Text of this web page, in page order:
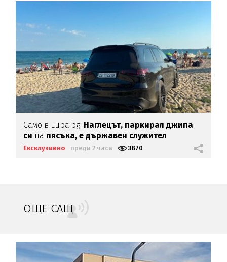
Само в Lupa.bg: Наглецът, паркирал джипа
си на пясъка, е държавен служител
Ексклузивно преди 2 часа 3870
ОЩЕ САЩ